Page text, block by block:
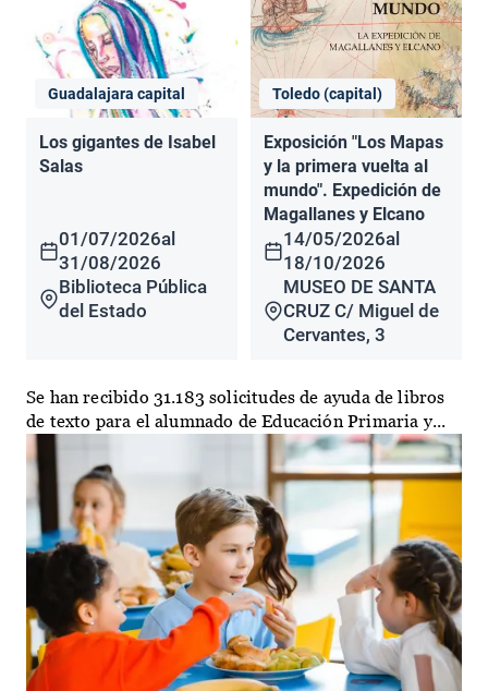
Guadalajara capital
Los gigantes de Isabel
Salas
01/07/2026al
31/08/2026
Biblioteca Pública
del Estado
Toledo (capital)
Exposición "Los Mapas
y la primera vuelta al
mundo". Expedición de
Magallanes y Elcano
14/05/2026al
18/10/2026
MUSEO DE SANTA
CRUZ C/ Miguel de
Cervantes, 3
Se han recibido 31.183 solicitudes de ayuda de libros
de texto para el alumnado de Educación Primaria y...